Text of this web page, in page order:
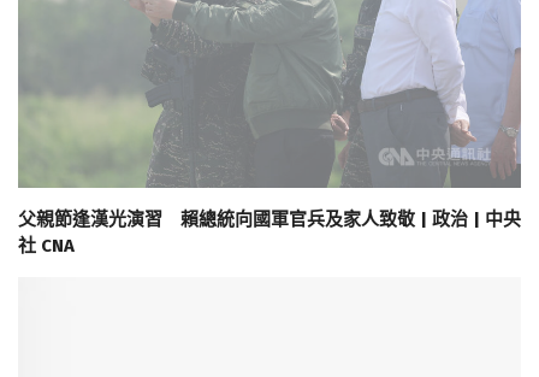
父親節逢漢光演習 賴總統向國軍官兵及家人致敬 | 政治 | 中央
社 CNA